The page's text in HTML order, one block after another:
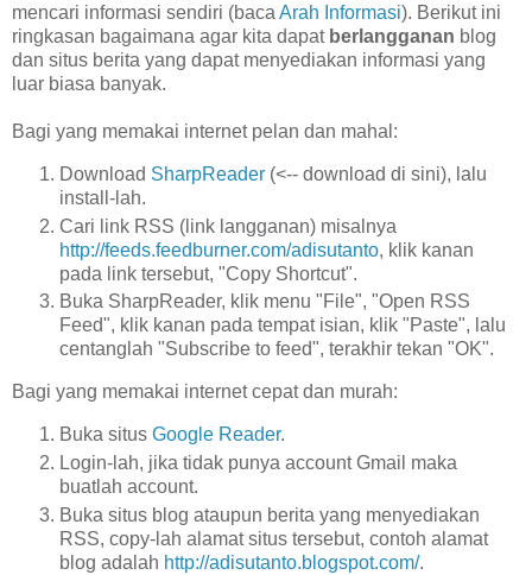
mencari informasi sendiri (baca Arah Informasi). Berikut ini
ringkasan bagaimana agar kita dapat berlangganan blog
dan situs berita yang dapat menyediakan informasi yang
luar biasa banyak.
Bagi yang memakai internet pelan dan mahal:
Download SharpReader (<-- download di sini), lalu
install-lah.
Cari link RSS (link langganan) misalnya
http://feeds.feedburner.com/adisutanto, klik kanan
pada link tersebut, "Copy Shortcut".
Buka SharpReader, klik menu "File", "Open RSS
Feed", klik kanan pada tempat isian, klik "Paste", lalu
centanglah "Subscribe to feed", terakhir tekan "OK".
Bagi yang memakai internet cepat dan murah:
Buka situs Google Reader.
Login-lah, jika tidak punya account Gmail maka
buatlah account.
Buka situs blog ataupun berita yang menyediakan
RSS, copy-lah alamat situs tersebut, contoh alamat
blog adalah http://adisutanto.blogspot.com/.